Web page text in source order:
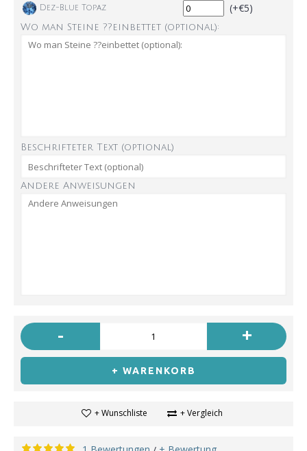
Dez-Blue Topaz (+€5)
Wo man Steine ??einbettet (optional):
Beschrifteter Text (optional)
Andere Anweisungen
- +
+ WARENKORB
+ Wunschliste + Vergleich